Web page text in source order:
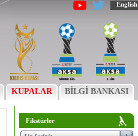
English
KUPALAR BİLGİ BANKASI
Fikstürler